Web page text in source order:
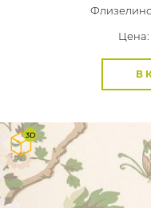
Цена:
В